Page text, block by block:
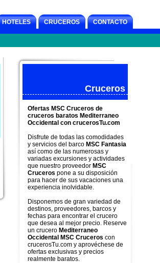
CONTACTO
CRUCEROS
HOTELES
Cruceros
Ofertas MSC Cruceros de
cruceros baratos Mediterraneo
Occidental con crucerosTu.com
Disfrute de todas las comodidades
y servicios del barco MSC Fantasia
así como de las numerosas y
variadas excursiones y actividades
que nuestro proveedor MSC
Cruceros pone a su disposición
para hacer de sus vacaciones una
experiencia inolvidable.
Disponemos de gran variedad de
destinos, proveedores, barcos y
fechas para encontrar el crucero
que desea al mejor precio. Reserve
un crucero Mediterraneo
Occidental MSC Cruceros con
crucerosTu.com y aprovéchese de
ofertas exclusivas y precios
realmente baratos.